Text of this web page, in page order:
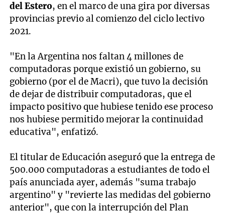
del Estero, en el marco de una gira por diversas
provincias previo al comienzo del ciclo lectivo
2021.
"En la Argentina nos faltan 4 millones de
computadoras porque existió un gobierno, su
gobierno (por el de Macri), que tuvo la decisión
de dejar de distribuir computadoras, que el
impacto positivo que hubiese tenido ese proceso
nos hubiese permitido mejorar la continuidad
educativa", enfatizó.
El titular de Educación aseguró que la entrega de
500.000 computadoras a estudiantes de todo el
país anunciada ayer, además "suma trabajo
argentino" y "revierte las medidas del gobierno
anterior", que con la interrupción del Plan